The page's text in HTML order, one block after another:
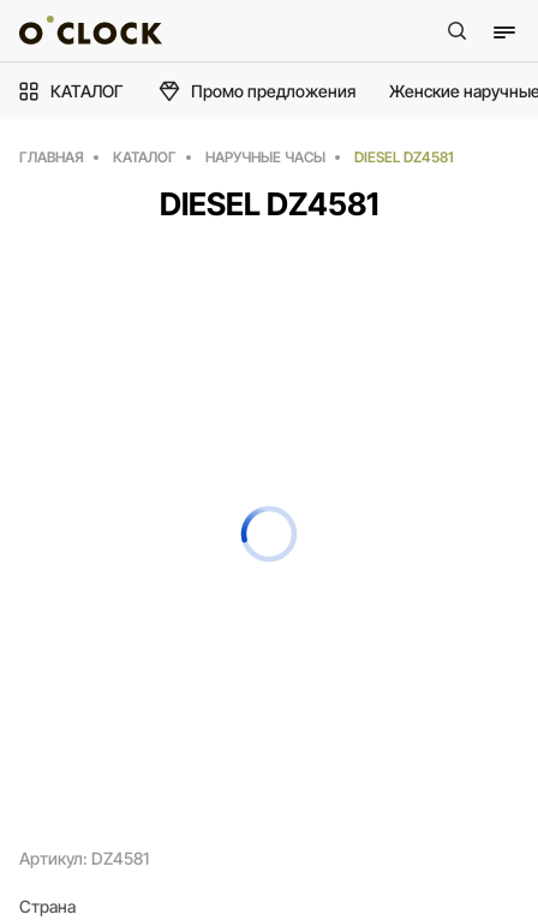
КАТАЛОГ Промо предложения Женские
ГЛАВНАЯ КАТАЛОГ НАРУЧНЫЕ ЧАСЫ DIESEL DZ4581
DIESEL DZ4581
Артикул: DZ4581
Страна